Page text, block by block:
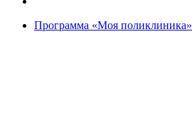
Программа «Моя поликлиника»